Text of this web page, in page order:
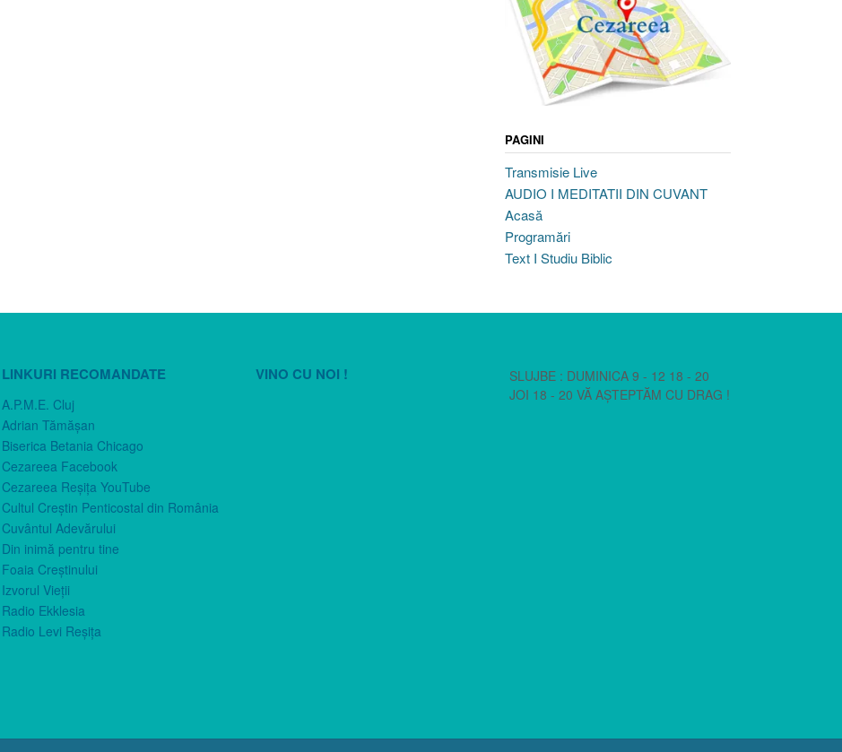
PAGINI
Transmisie Live
AUDIO I MEDITATII DIN CUVANT
Acasă
Programări
Text I Studiu Biblic
LINKURI RECOMANDATE
A.P.M.E. Cluj
Adrian Tămăşan
Biserica Betania Chicago
Cezareea Facebook
Cezareea Reşiţa YouTube
Cultul Creştin Penticostal din România
Cuvântul Adevărului
Din inimă pentru tine
Foaia Creştinului
Izvorul Vieţii
Radio Ekklesia
Radio Levi Reşiţa
VINO CU NOI !
SLUJBE : DUMINICA 9 - 12 18 - 20
JOI 18 - 20 VĂ AȘTEPTĂM CU DRAG !